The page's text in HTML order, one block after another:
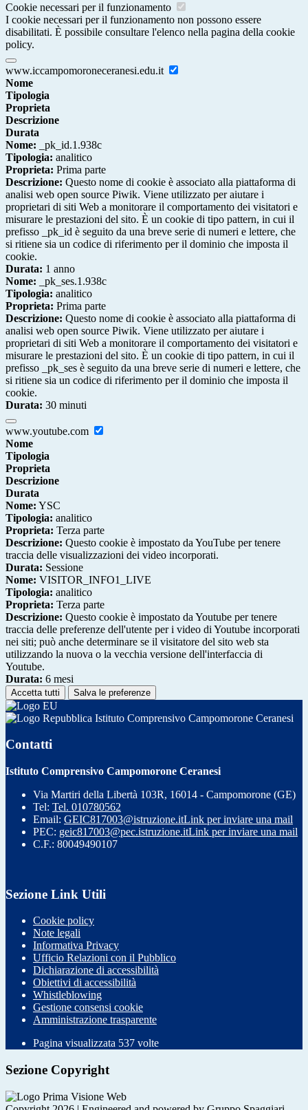
Cookie necessari per il funzionamento
I cookie necessari per il funzionamento non possono essere
disabilitati. È possibile consultare l'elenco nella pagina della cookie
policy.
www.iccampomoroneceranesi.edu.it
Nome
Tipologia
Proprieta
Descrizione
Durata
Nome: _pk_id.1.938c
Tipologia: analitico
Proprieta: Prima parte
Descrizione: Questo nome di cookie è associato alla piattaforma di
analisi web open source Piwik. Viene utilizzato per aiutare i
proprietari di siti Web a monitorare il comportamento dei visitatori e
misurare le prestazioni del sito. È un cookie di tipo pattern, in cui il
prefisso _pk_id è seguito da una breve serie di numeri e lettere, che
si ritiene sia un codice di riferimento per il dominio che imposta il
cookie.
Durata: 1 anno
Nome: _pk_ses.1.938c
Tipologia: analitico
Proprieta: Prima parte
Descrizione: Questo nome di cookie è associato alla piattaforma di
analisi web open source Piwik. Viene utilizzato per aiutare i
proprietari di siti Web a monitorare il comportamento dei visitatori e
misurare le prestazioni del sito. È un cookie di tipo pattern, in cui il
prefisso _pk_ses è seguito da una breve serie di numeri e lettere, che
si ritiene sia un codice di riferimento per il dominio che imposta il
cookie.
Durata: 30 minuti
www.youtube.com
Nome
Tipologia
Proprieta
Descrizione
Durata
Nome: YSC
Tipologia: analitico
Proprieta: Terza parte
Descrizione: Questo cookie è impostato da YouTube per tenere
traccia delle visualizzazioni dei video incorporati.
Durata: Sessione
Nome: VISITOR_INFO1_LIVE
Tipologia: analitico
Proprieta: Terza parte
Descrizione: Questo cookie è impostato da Youtube per tenere
traccia delle preferenze dell'utente per i video di Youtube incorporati
nei siti; può anche determinare se il visitatore del sito web sta
utilizzando la nuova o la vecchia versione dell'interfaccia di
Youtube.
Durata: 6 mesi
Accetta tutti Salva le preferenze
Istituto Comprensivo Campomorone Ceranesi
Contatti
Istituto Comprensivo Campomorone Ceranesi
Via Martiri della Libertà 103R, 16014 - Campomorone (GE)
Tel: Tel. 010780562
Email: GEIC817003@istruzione.itLink per inviare una mail
PEC: geic817003@pec.istruzione.itLink per inviare una mail
C.F.: 80049490107
Sezione Link Utili
Cookie policy
Note legali
Informativa Privacy
Ufficio Relazioni con il Pubblico
Dichiarazione di accessibilità
Obiettivi di accessibilità
Whistleblowing
Gestione consensi cookie
Amministrazione trasparente
Pagina visualizzata 537 volte
Sezione Copyright